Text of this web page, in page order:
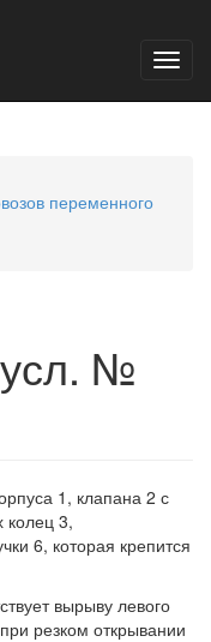
переменного
№
1, клапана 2 с
колец 3,
6, которая крепится
вырыву левого
резком открывании